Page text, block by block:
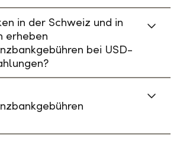
in der Schweiz und in
erheben
bei USD-